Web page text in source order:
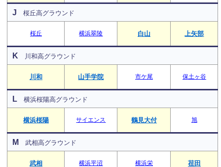
J 桜丘高グラウンド
桜丘 横浜翠陵 白山 上矢部
K 川和高グラウンド
川和 山手学院 市ケ尾 保土ヶ谷
L 横浜桜陽高グラウンド
横浜桜陽 サイエンス 鶴見大付 旭
M 武相高グラウンド
武相 横浜平沼 横浜栄 荏田